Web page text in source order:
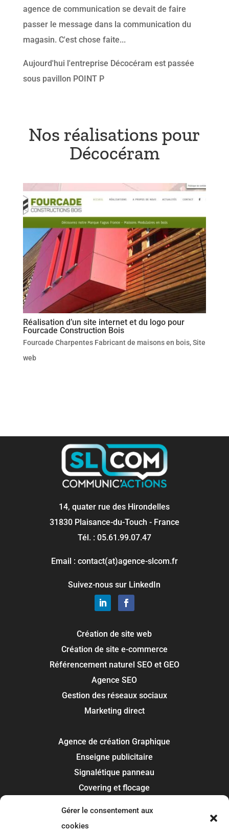
Gérer le consentement aux
cookies
agence de communication se devait de faire
passer le message dans la communication du
magasin. C'est chose faite...
Aujourd'hui l'entreprise Décocéram est passée
sous pavillon POINT P
Nos réalisations pour
Décocéram
Réalisation d’un site internet et du logo pour
Fourcade Construction Bois
Fourcade Charpentes Fabricant de maisons en bois,Site
web
14, quater rue des Hirondelles
31830 Plaisance-du-Touch - France
Tél. : 05.61.99.07.47
Email : contact(at)agence-slcom.fr
Suivez-nous sur LinkedIn
Création de site web
Création de site e-commerce
Référencement naturel SEO et GEO
Agence SEO
Gestion des réseaux sociaux
Marketing direct
Agence de création Graphique
Enseigne publicitaire
Signalétique panneau
Covering et flocage